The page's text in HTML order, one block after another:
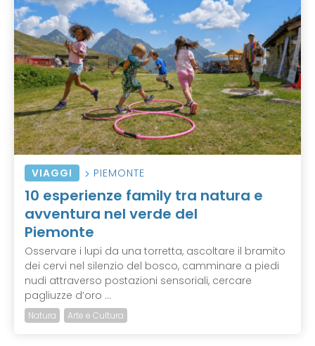
VIAGGI PIEMONTE
10 esperienze family tra natura e
avventura nel verde del
Piemonte
Osservare i lupi da una torretta, ascoltare il bramito
dei cervi nel silenzio del bosco, camminare a piedi
nudi attraverso postazioni sensoriali, cercare
pagliuzze d’oro ...
Natura Arte e Cultura